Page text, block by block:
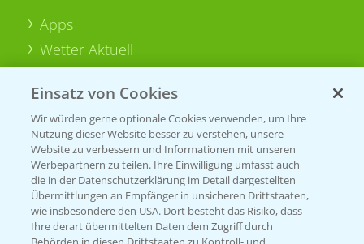
Apps
Wetter Aktuell
BROSCHÜREN
Ackerbau
Saatgut
Sonderkulturen
Verantwortung & Sorgfalt
Einsatz von Cookies
Wir würden gerne optionale Cookies verwenden, um Ihre
Nutzung dieser Website besser zu verstehen, unsere
Website zu verbessern und Informationen mit unseren
Werbepartnern zu teilen. Ihre Einwilligung umfasst auch
die in der Datenschutzerklärung im Detail dargestellten
Übermittlungen an Empfänger in unsicheren Drittstaaten,
wie insbesondere den USA. Dort besteht das Risiko, dass
Ihre derart übermittelten Daten dem Zugriff durch